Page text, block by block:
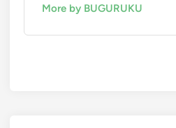
More by BUGURUKU